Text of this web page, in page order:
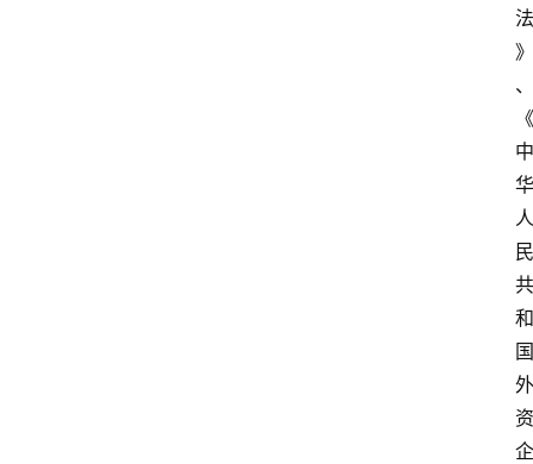
法
》
、
《
中
华
人
民
共
和
国
外
资
企